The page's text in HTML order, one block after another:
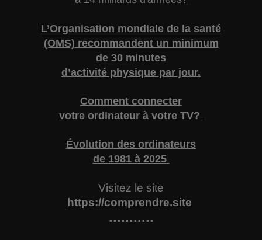
L’Organisation mondiale de la santé
(OMS) recommandent un minimum
de 30 minutes
d’activité physique par jour.
Comment connecter
votre ordinateur à votre TV?
Évolution des ordinateurs
de 1981 à 2025
Visitez le site
https://comprendre.site
...........